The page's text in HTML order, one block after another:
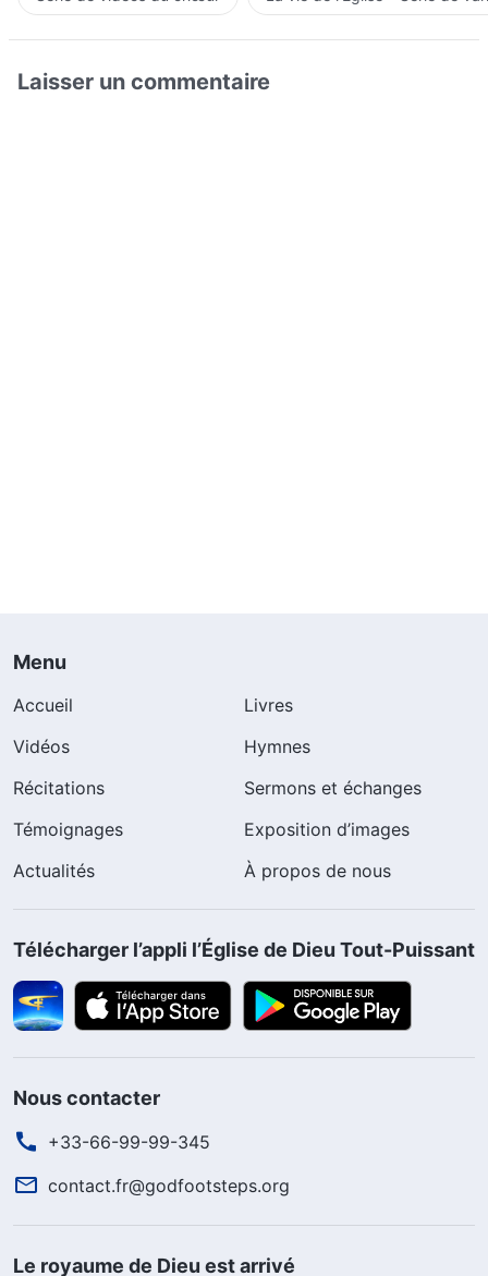
Laisser un commentaire
Menu
Accueil
Livres
Vidéos
Hymnes
Récitations
Sermons et échanges
Témoignages
Exposition d’images
Actualités
À propos de nous
Télécharger l’appli l’Église de Dieu Tout-Puissant
Nous contacter
+33-66-99-99-345
contact.fr@godfootsteps.org
Le royaume de Dieu est arrivé